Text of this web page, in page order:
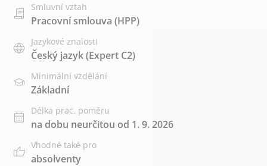
Smluvní vztah
Pracovní smlouva (HPP)
Jazykové znalosti
Český jazyk(Expert C2)
Minimální vzdělání
Základní
Délka prac. poměru
na dobu neurčitou od 1. 9. 2026
Vhodné také pro
absolventy